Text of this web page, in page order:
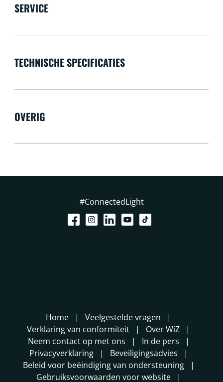
SERVICE
TECHNISCHE SPECIFICATIES
OVERIG
#ConnectedLight
Home
Veelgestelde vragen
Verklaring van conformiteit
Over WiZ
Neem contact op met ons
In de pers
Privacyverklaring
Beveiligingsadvies
Beleid voor beëindiging van ondersteuning
Gebruiksvoorwaarden voor website